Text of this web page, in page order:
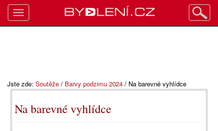
Jste zde: Soutěže / Barvy podzimu 2024 / Na barevné vyhlídce
Na barevné vyhlídce
Toggle
navigation